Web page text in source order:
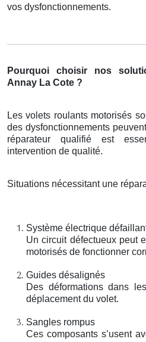
vos dysfonctionnements.
Pourquoi choisir nos
Annay La Cote ?
Les volets roulants motorisés
des dysfonctionnements
réparateur qualifié est
intervention de qualité.
Situations nécessitant une
Système électrique
Un circuit défectueux peut
motorisés de fonctionner
Guides désalignés
Des déformations dans
déplacement du volet.
Sangles rompus
Ces composants s’usent